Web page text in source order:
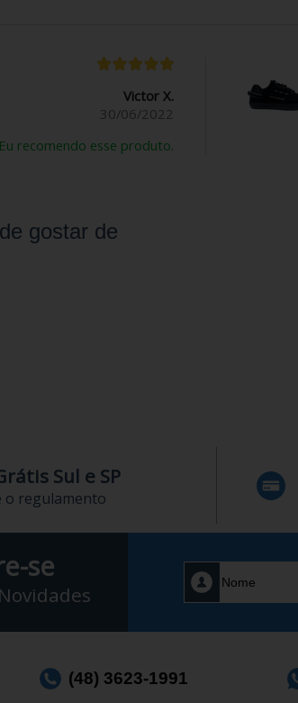
Victor X.
30/06/2022
Eu recomendo esse produto.
gostar de
Sul e SP
o regulamento
se
(48) 3623-1991